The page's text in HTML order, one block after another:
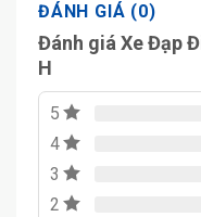
ĐÁNH GIÁ (0)
Đánh giá Xe Đạp
H
5
4
3
2